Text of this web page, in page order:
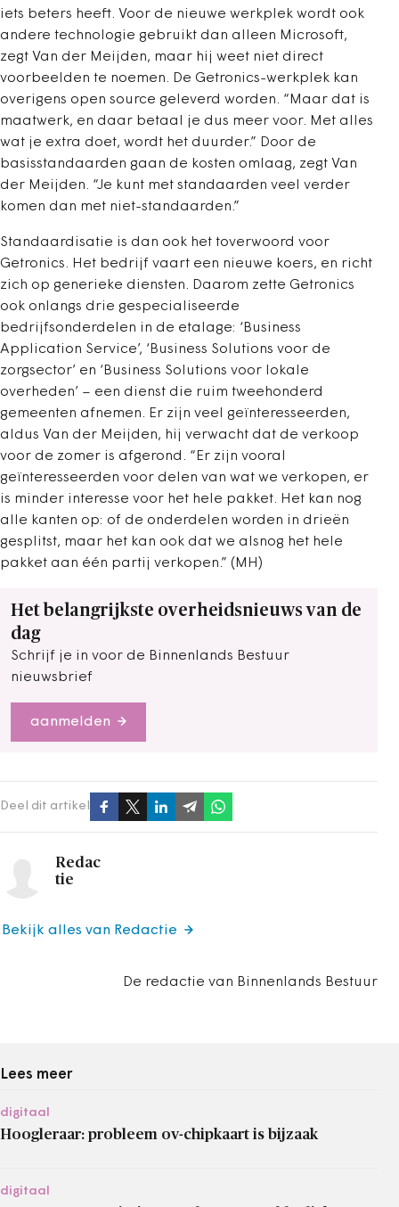
iets beters heeft. Voor de nieuwe werkplek wordt ook
andere technologie gebruikt dan alleen Microsoft,
zegt Van der Meijden, maar hij weet niet direct
voorbeelden te noemen. De Getronics-werkplek kan
overigens open source geleverd worden. “Maar dat is
maatwerk, en daar betaal je dus meer voor. Met alles
wat je extra doet, wordt het duurder.” Door de
basisstandaarden gaan de kosten omlaag, zegt Van
der Meijden. “Je kunt met standaarden veel verder
komen dan met niet-standaarden.”
Standaardisatie is dan ook het toverwoord voor
Getronics. Het bedrijf vaart een nieuwe koers, en richt
zich op generieke diensten. Daarom zette Getronics
ook onlangs drie gespecialiseerde
bedrijfsonderdelen in de etalage: ‘Business
Application Service’, ‘Business Solutions voor de
zorgsector’ en ‘Business Solutions voor lokale
overheden’ – een dienst die ruim tweehonderd
gemeenten afnemen. Er zijn veel geïnteresseerden,
aldus Van der Meijden, hij verwacht dat de verkoop
voor de zomer is afgerond. “Er zijn vooral
geïnteresseerden voor delen van wat we verkopen, er
is minder interesse voor het hele pakket. Het kan nog
alle kanten op: of de onderdelen worden in drieën
gesplitst, maar het kan ook dat we alsnog het hele
pakket aan één partij verkopen.” (MH)
Het belangrijkste overheidsnieuws van de
dag
Schrijf je in voor de Binnenlands Bestuur
nieuwsbrief
aanmelden
Deel dit artikel
Redac
tie
De redactie van Binnenlands Bestuur
Bekijk alles van Redactie
Lees meer
digitaal
Hoogleraar: probleem ov-chipkaart is bijzaak
digitaal